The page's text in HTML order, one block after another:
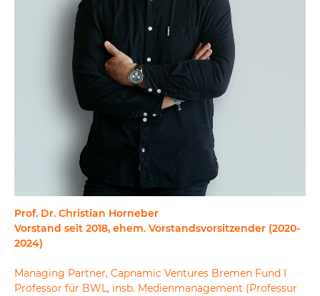
Prof. Dr. Christian Horneber
Vorstand seit 2018, ehem. Vorstandsvorsitzender (2020-
2024)
Managing Partner, Capnamic Ventures Bremen Fund I
Professor für BWL, insb. Medienmanagement (Professur